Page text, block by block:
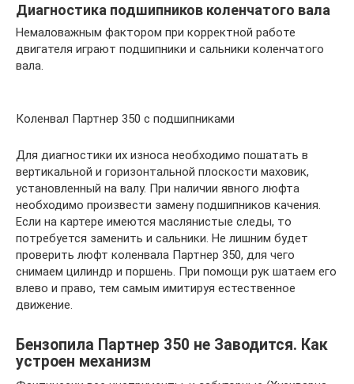
Диагностика подшипников коленчатого вала
Немаловажным фактором при корректной работе
двигателя играют подшипники и сальники коленчатого
вала.
Коленвал Партнер 350 с подшипниками
Для диагностики их износа необходимо пошатать в
вертикальной и горизонтальной плоскости маховик,
установленный на валу. При наличии явного люфта
необходимо произвести замену подшипников качения.
Если на картере имеются маслянистые следы, то
потребуется заменить и сальники. Не лишним будет
проверить люфт коленвала Партнер 350, для чего
снимаем цилиндр и поршень. При помощи рук шатаем его
влево и право, тем самым имитируя естественное
движение.
Бензопила Партнер 350 не Заводится. Как
устроен механизм